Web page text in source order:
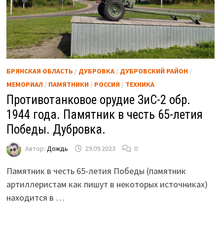
БРЯНСКАЯ ОБЛАСТЬ / ДУБРОВКА/ ДУБРОВСКИЙ РАЙОН/
МЕМОРИАЛ/ ПАМЯТНИКИ/ РОССИЯ / ТЕХНИКА
Противотанковое орудие ЗиС-2 обр.
1944 года. Памятник в честь 65-летия
Победы. Дубровка.
Автор: Дождь 29.09.2023 0
Памятник в честь 65-летия Победы (памятник
артиллеристам как пишут в некоторых источниках)
находится в …